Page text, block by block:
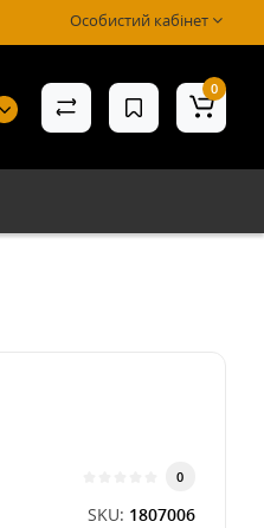
Особистий кабінет
0
(бак 26 л)
0
SKU: 1807006